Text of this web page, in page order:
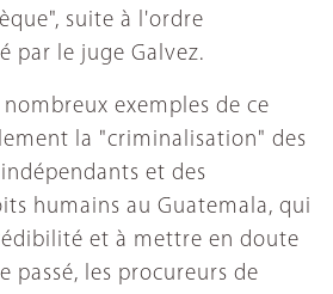
suite à l'ordre
par le juge Galvez.
exemples de ce
la "criminalisation" des
et des
humains au Guatemala, qui
et à mettre en doute
passé, les procureurs de